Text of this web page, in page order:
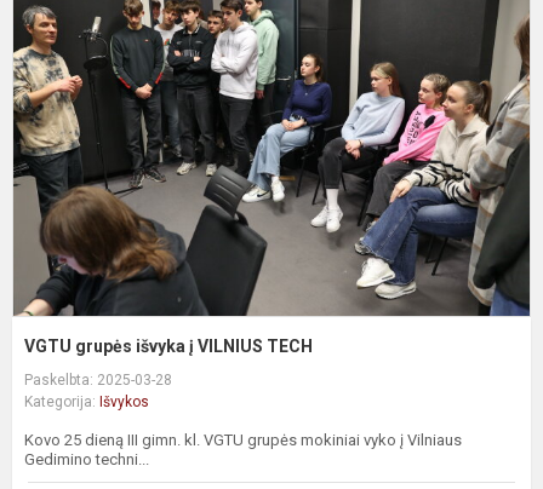
VGTU grupės išvyka į VILNIUS TECH
Paskelbta: 2025-03-28
Kategorija: Išvykos
Kovo 25 dieną III gimn. kl. VGTU grupės mokiniai vyko į Vilniaus
Gedimino techni...